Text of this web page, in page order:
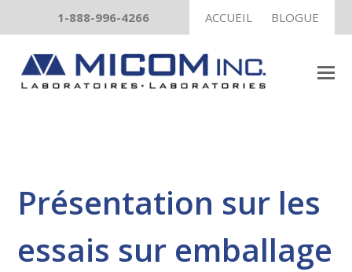
ACCUEIL BLOGUE
1-888-996-4266
Présentation sur les
essais sur emballage